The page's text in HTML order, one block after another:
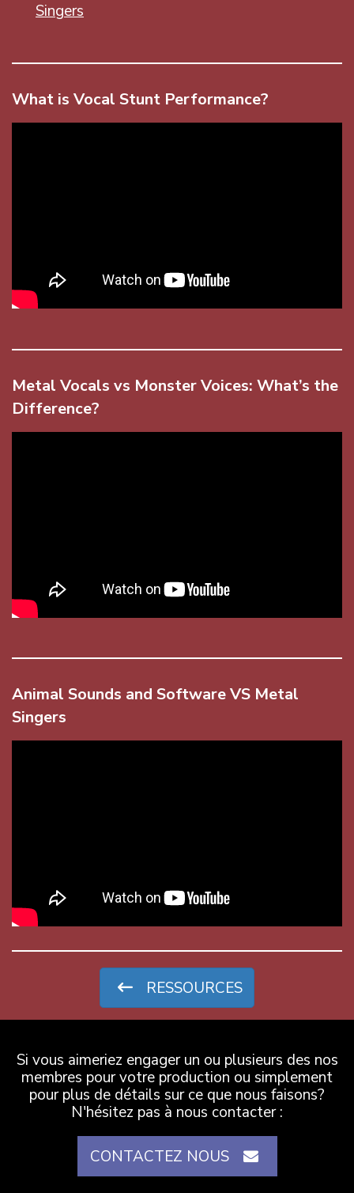
Singers
What is Vocal Stunt Performance?
Metal Vocals vs Monster Voices: What’s the
Difference?
Animal Sounds and Software VS Metal
Singers
RESSOURCES
Si vous aimeriez engager un ou plusieurs des nos
membres pour votre production ou simplement
pour plus de détails sur ce que nous faisons?
N'hésitez pas à nous contacter :
CONTACTEZ NOUS